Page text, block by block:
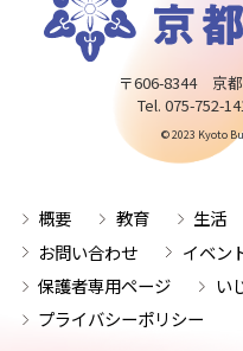
〒606-8344 京
Tel. 075-752-
© 2023 Kyoto
概要 教育 生活
お問い合わせ
イベン
保護者専用ページ
い
プライバシーポリシー